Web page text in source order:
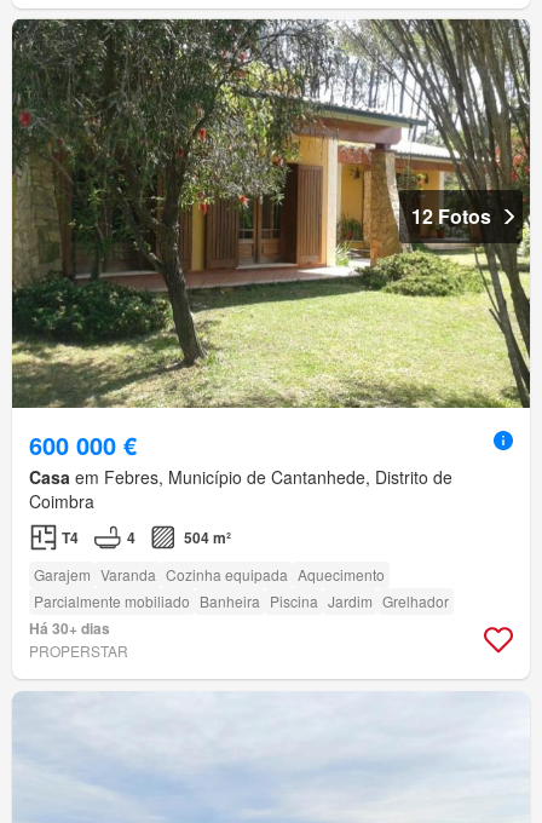
12 Fotos
600 000 €
Casa em Febres, Município de Cantanhede, Distrito de
Coimbra
T4 4 504 m²
Garajem Varanda Cozinha equipada Aquecimento
Parcialmente mobiliado Banheira Piscina Jardim Grelhador
Há 30+ dias
PROPERSTAR